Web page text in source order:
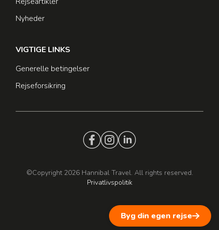
Byg din egen rejse
Nyheder
VIGTIGE LINKS
Generelle betingelser
Rejseforsikring
©Copyright 2026 Hannibal Travel. All rights reserved.
Privatlivspolitik